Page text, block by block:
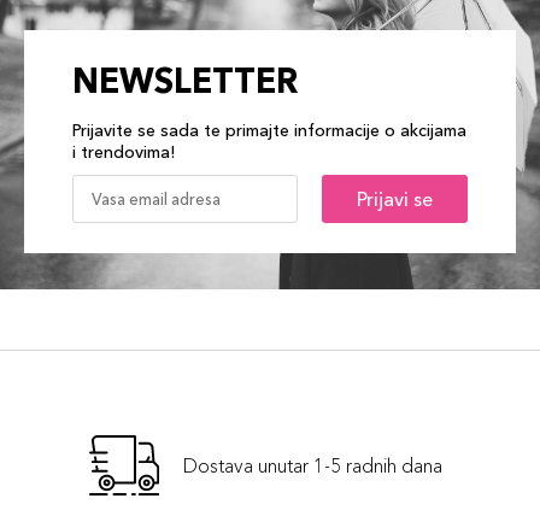
NEWSLETTER
Prijavite se sada te primajte informacije o akcijama
i trendovima!
Prijavi se
Dostava unutar 1-5 radnih dana